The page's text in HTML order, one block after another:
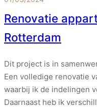
Renovatie
Rotterdam
Dit project is in
Een volledige renovatie
waarbij ik de indelingen
Daarnaast heb ik